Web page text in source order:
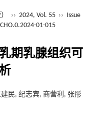
›› 2024, Vol. 55 ›› Issue
01-015
期乳腺组织可
民, 纪志宾, 商营利, 张彤